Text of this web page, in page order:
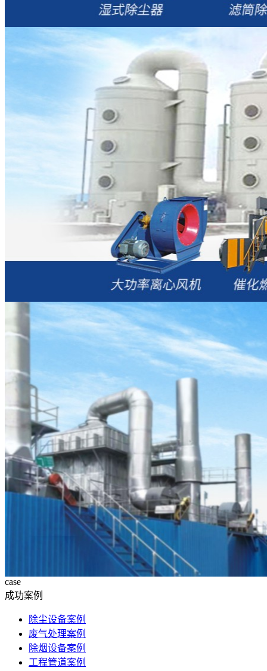
case
成功案例
除尘设备案例
废气处理案例
除烟设备案例
工程管道案例